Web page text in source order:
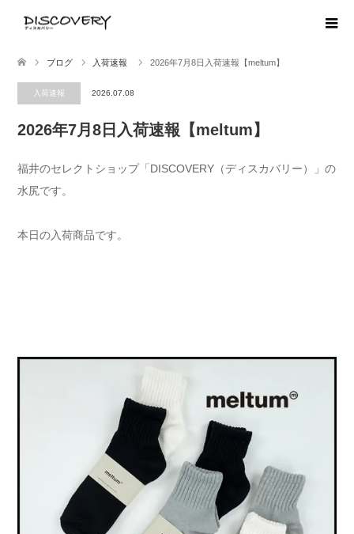
ブログ 入荷速報 2026年7月8日入荷速報【meltum】
入荷速報 2026.07.08
2026年7月8日入荷速報【meltum】
福井のセレクトショップ「DISCOVERY（ディスカバリー）」の
水尻です。
本日の入荷商品です。